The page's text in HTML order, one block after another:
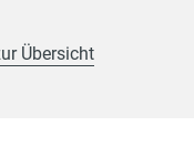
Übersicht